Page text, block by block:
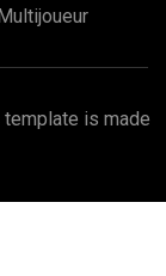
is made